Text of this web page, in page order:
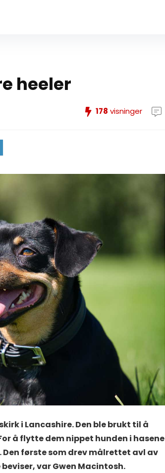
heeler
178 visninger
i Lancashire. Den ble brukt til å
å flytte dem nippet hunden i hasene
første som drev målrettet avl av
var Gwen Macintosh.